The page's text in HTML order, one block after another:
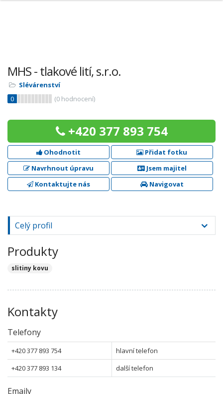
MHS - tlakové lití, s.r.o.
Slévárenství
0
(0 hodnocení)
+420 377 893 754
Ohodnotit
Přidat fotku
Navrhnout úpravu
Jsem majitel
Kontaktujte nás
Navigovat
Celý profil
Produkty
slitiny kovu
Kontakty
Telefony
+420 377 893 754
hlavní telefon
+420 377 893 134
další telefon
Emaily